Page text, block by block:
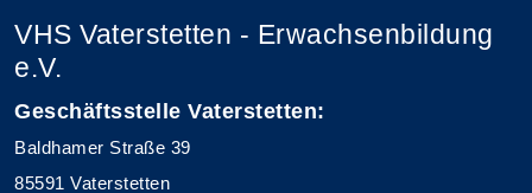
VHS Vaterstetten - Erwachsenbildung
e.V.
Geschäftsstelle Vaterstetten:
Baldhamer Straße 39
85591 Vaterstetten